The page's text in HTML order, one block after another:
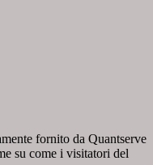
fornito da Quantserve
su come i visitatori del